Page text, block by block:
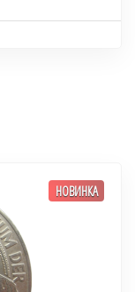
НОВИНКА